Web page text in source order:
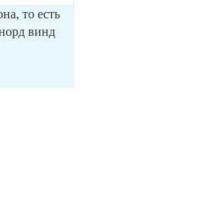
то есть
винд